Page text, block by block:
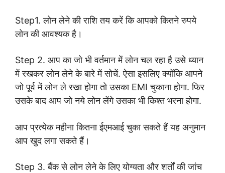
Step1. लोन लेने की राशि तय करें कि आपको कितने रुपये
लोन की आवश्यक है।
Step 2. आप का जो भी वर्तमान में लोन चल रहा है उसे ध्यान
में रखकर लोन लेने के बारे में सोचें. ऐसा इसलिए क्योंकि आपने
जो पूर्व में लोन ले रखा होगा तो उसका EMI चुकाना होगा. फिर
उसके बाद आप जो नये लोन लेंगे उसका भी किश्त भरना होगा.
आप प्रत्येक महीना कितना ईएमआई चुका सकते हैं यह अनुमान
आप खुद लगा सकते हैं।
Step 3. बैंक से लोन लेने के लिए योग्यता और शर्तों की जांच